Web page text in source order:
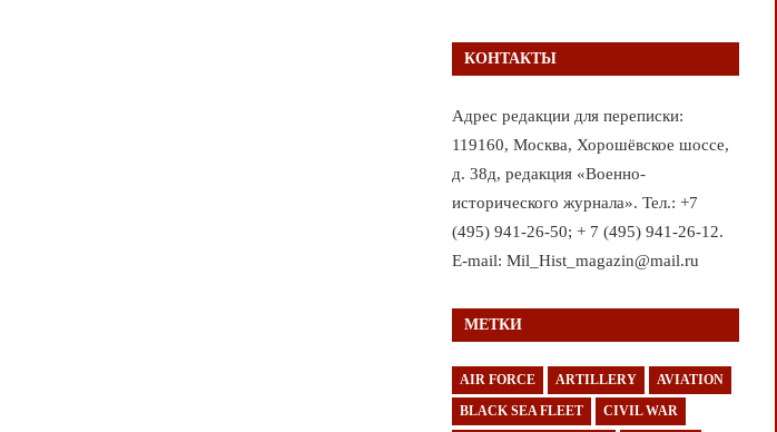
КОНТАКТЫ
Адрес редакции для переписки:
119160, Москва, Хорошёвское шоссе,
д. 38д, редакция «Военно-
исторического журнала». Тел.: +7
(495) 941-26-50; + 7 (495) 941-26-12.
E-mail: Mil_Hist_magazin@mail.ru
МЕТКИ
AIR FORCE ARTILLERY AVIATION
BLACK SEA FLEET CIVIL WAR